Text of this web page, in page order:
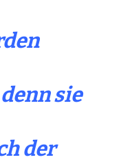
sie
der